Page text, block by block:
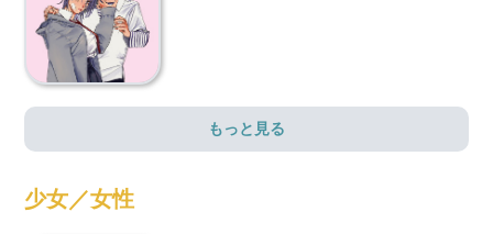
もっと見る
少女／女性